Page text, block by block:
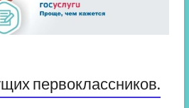
первоклассников.